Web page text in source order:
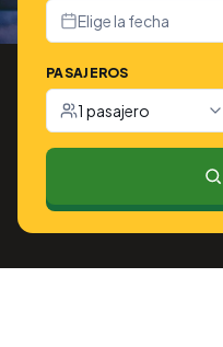
Elige la fecha
PASAJEROS
1 pasajero